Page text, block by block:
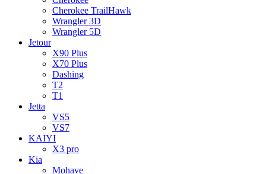
Cherokee TrailHawk
Wrangler 3D
Wrangler 5D
Jetour
X90 Plus
X70 Plus
Dashing
T2
T1
Jetta
VS5
VS7
KAIYI
X3 pro
Kia
Mohave